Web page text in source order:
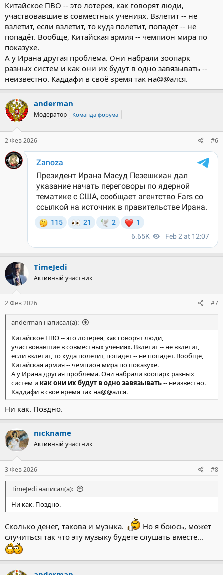
Китайское ПВО -- это лотерея, как говорят люди,
участвовавшие в совместных учениях. Взлетит -- не
взлетит, если взлетит, то куда полетит, попадёт -- не
попадёт. Вообще, Китайская армия -- чемпион мира по
показухе.
А у Ирана другая проблема. Они набрали зоопарк
разных систем и как они их будут в одно завязывать --
неизвестно. Каддафи в своё время так на@@ался.
anderman
Модератор Команда форума
2 Фев 2026 #6
TimeJedi
Активный участник
2 Фев 2026 #7
anderman написал(а):
Китайское ПВО -- это лотерея, как говорят люди,
участвовавшие в совместных учениях. Взлетит -- не взлетит,
если взлетит, то куда полетит, попадёт -- не попадёт. Вообще,
Китайская армия -- чемпион мира по показухе.
А у Ирана другая проблема. Они набрали зоопарк разных
систем и как они их будут в одно завязывать-- неизвестно.
Каддафи в своё время так на@@ался.
Ни как. Поздно.
nickname
Активный участник
3 Фев 2026 #8
TimeJedi написал(а):
Ни как. Поздно.
Сколько денег, такова и музыка.
Но я боюсь, может
случиться так что эту музыку будете слушать вместе...